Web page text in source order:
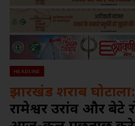
HEADLINE
झारखंड शराब घोटाला:
रामेश्वर उरांव और बेटे